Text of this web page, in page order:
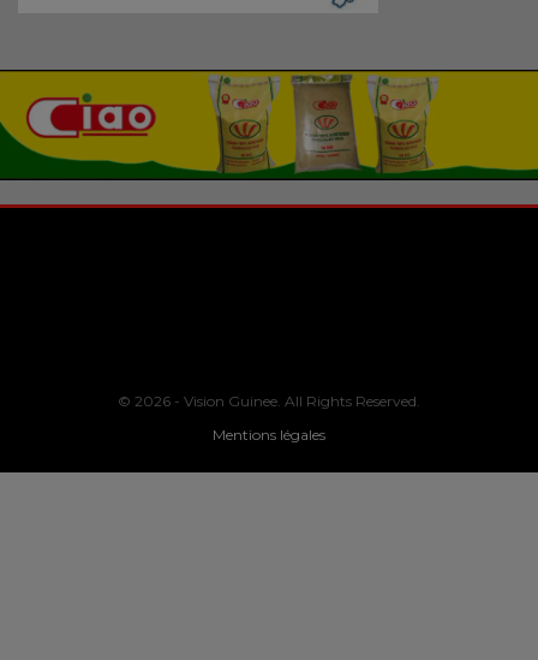
© 2026 - Vision Guinee. All Rights Reserved.
Mentions légales